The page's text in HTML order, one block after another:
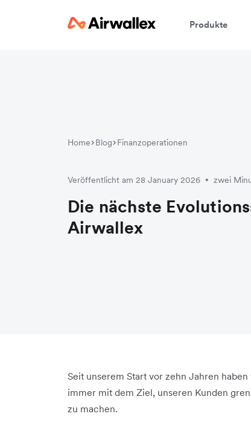
Produkte
Home Blog Finanzoperationen
Veröffentlicht am 28 January 2026 • zwei
Die nächste
Airwallex
Seit unserem Start vor zehn Jahren
immer mit dem Ziel, unseren Kunden
zu machen.